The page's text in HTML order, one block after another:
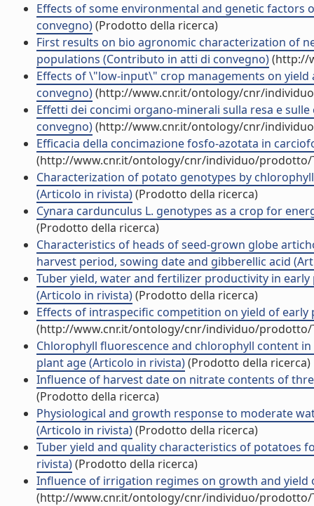
Effects of some environmental and genetic factors
convegno)(Prodotto della ricerca)
First results on bio agronomic characterization of
populations (Contributo in atti di convegno)(http://
Effects of \"low-input\" crop managements on
convegno)(http://www.cnr.it/ontology/cnr/
Effetti dei concimi organo-minerali sulla resa e
convegno)(http://www.cnr.it/ontology/cnr/
Efficacia della concimazione fosfo-azotata in
(http://www.cnr.it/ontology/cnr/individuo/prodotto/
Characterization of potato genotypes by
(Articolo in rivista)(Prodotto della ricerca)
Cynara cardunculus L. genotypes as a crop for
(Prodotto della ricerca)
Characteristics of heads of seed-grown globe
harvest period, sowing date and gibberellic acid
Tuber yield, water and fertilizer productivity in
(Articolo in rivista)(Prodotto della ricerca)
Effects of intraspecific competition on yield of
(http://www.cnr.it/ontology/cnr/individuo/prodotto/
Chlorophyll fluorescence and chlorophyll content
plant age (Articolo in rivista)(Prodotto della ricerca)
Influence of harvest date on nitrate contents of
(Prodotto della ricerca)
Physiological and growth response to moderate
(Articolo in rivista)(Prodotto della ricerca)
Tuber yield and quality characteristics of potatoes
rivista)(Prodotto della ricerca)
Influence of irrigation regimes on growth and yield
(http://www.cnr.it/ontology/cnr/individuo/prodotto/